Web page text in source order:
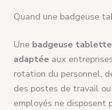
Quand une badgeuse
Une badgeuse
adaptée aux
rotation du personnel,
des postes de travail
employés ne disposent